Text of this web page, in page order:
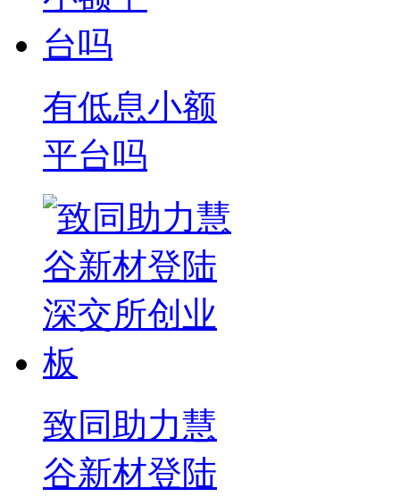
有低息小额
平台吗
致同助力慧
谷新材登陆